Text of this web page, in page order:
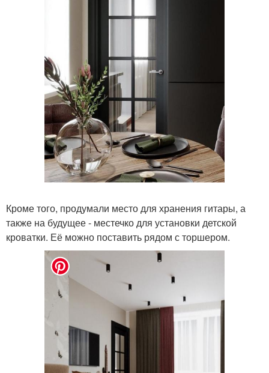
Кроме того, продумали место для хранения гитары, а
также на будущее - местечко для установки детской
кроватки. Её можно поставить рядом с торшером.